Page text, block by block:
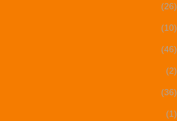
(26)
(10)
(46)
(2)
(36)
(1)